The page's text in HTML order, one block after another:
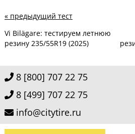
« предыдущий тест
Vi Bilägare: тестируем летнюю
резину 235/55R19 (2025)
8 [800] 707 22 75
8 [499] 707 22 75
info@citytire.ru